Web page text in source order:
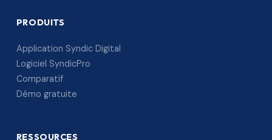
PRODUITS
Application Syndic Digital
Logiciel SyndicPro
Comparatif
Démo gratuite
RESSOURCES